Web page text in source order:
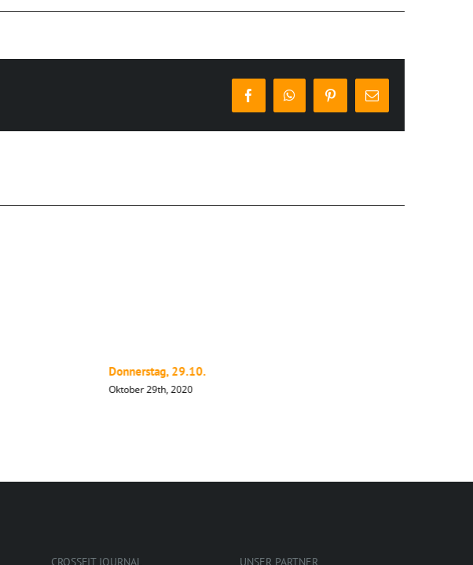
FacebookWhatsAppPinterest
E-
Mail
Donnerstag, 29.10.
Oktober 29th, 2020
CROSSFIT JOURNAL UNSER PARTNER